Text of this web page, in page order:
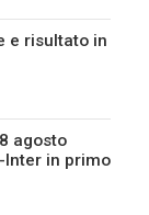
e risultato in
agosto
Inter in primo